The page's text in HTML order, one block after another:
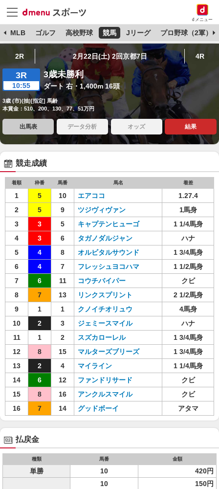
dメニュー
MLB ゴルフ 高校野球 競馬 Jリーグ プロ野球（2軍）
2R 2月22日(土) 2回京都7日 4R
3R
10:55
3歳未勝利
ダート 右・1,400m 16頭
3歳 (市)(抽)[指定] 馬齢
本賞金：510、200、130、77、51万円
出馬表 データ分析 オッズ 結果
競走成績
着順 枠番 馬番 馬名 着差
1 5 10 エアココ
1.27.4
2
5 9 ツジヴィヴァン
1馬身
3
3 5 キャプテンヒューゴ
1 1/4馬身
4
3 6 タガノダルジャン
ハナ
5
4 8 オルビタルサウンド
1 3/4馬身
6
4 7 フレッシュヨコハマ
1 1/2馬身
7
6 11 コウチバイパー
クビ
8
7 13 リンクスプリント
2 1/2馬身
9
1 1 クノイチオリュウ
4馬身
10
2 3 ジェミースマイル
ハナ
11
1 2 スズカローレル
1 3/4馬身
12
8 15 マルターズブリーズ
1 3/4馬身
13
2 4 マイライン
1 1/4馬身
14
6 12 ファンドリサード
クビ
15
8 16 アンクルスマイル
クビ
16
7 14 グッドボーイ アタマ
払戻金
種類 馬番 金額
単勝 10 420円
10
150円